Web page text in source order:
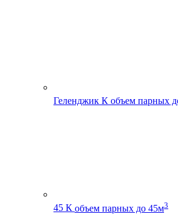
Геленджик К объем парных
45 К объем парных до 45м3